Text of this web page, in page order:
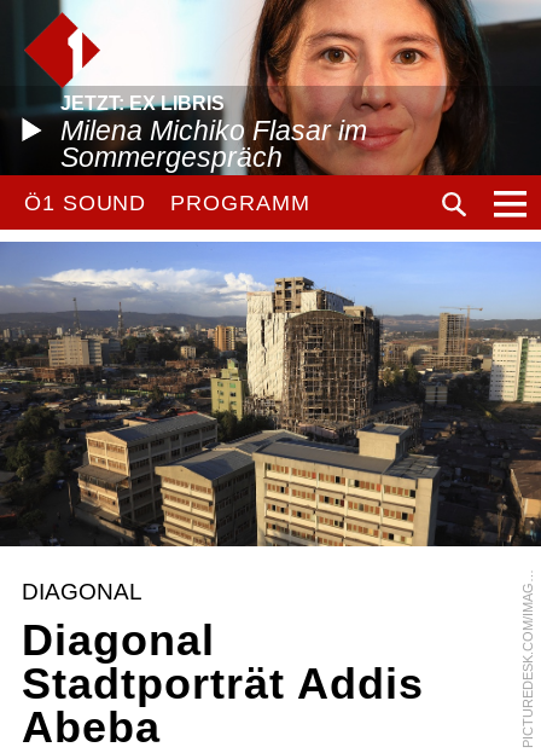
JETZT: EX LIBRIS
Milena Michiko Flasar im
Sommergespräch
Ö1 SOUND PROGRAMM
P
I
C
T
U
R
E
D
E
S
K
.
C
O
M
/
I
M
A
G
E
B
R
O
K
E
R
/
S
U
N
N
Y
C
E
L
E
S
T
E
DIAGONAL
Diagonal
Stadtporträt Addis
Abeba